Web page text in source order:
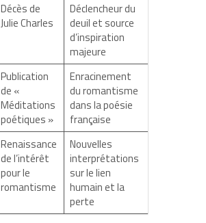
Décès de
Julie Charles
Déclencheur du
deuil et source
d’inspiration
majeure
Publication
de «
Méditations
poétiques »
Enracinement
du romantisme
dans la poésie
française
Renaissance
de l’intérêt
pour le
romantisme
Nouvelles
interprétations
sur le lien
humain et la
perte